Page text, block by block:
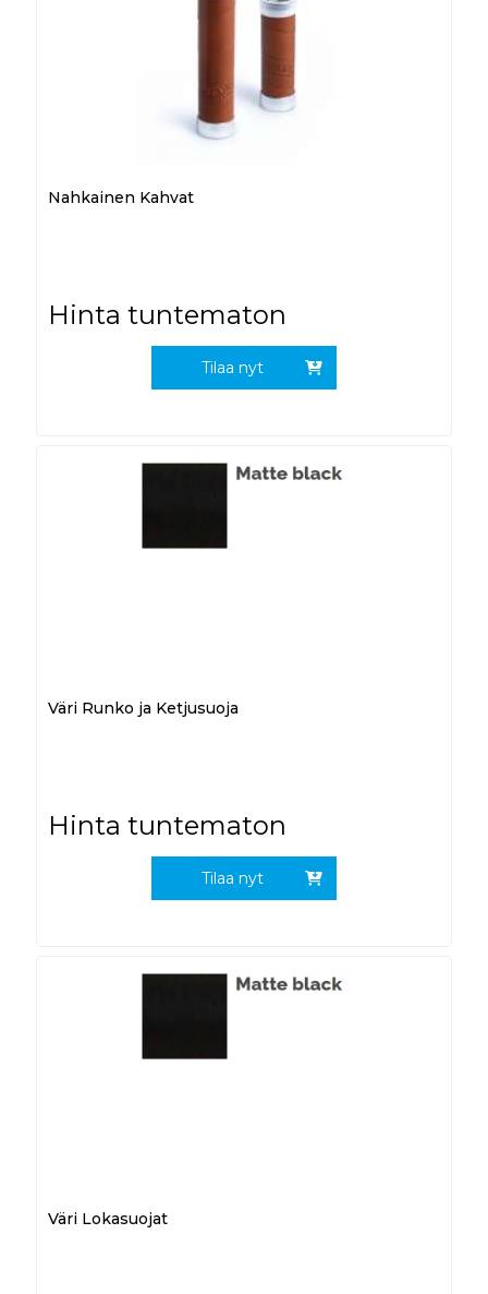
Nahkainen Kahvat
Hinta tuntematon
Tilaa nyt
Väri Runko ja Ketjusuoja
Hinta tuntematon
Tilaa nyt
Väri Lokasuojat